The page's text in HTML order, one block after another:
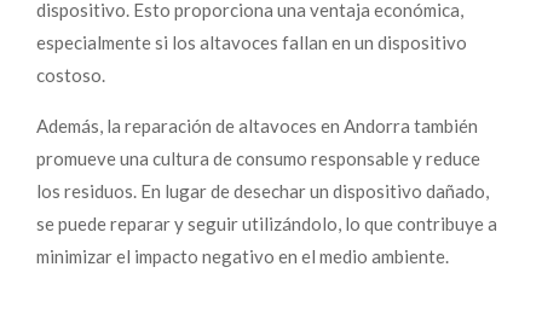
dispositivo. Esto proporciona una ventaja económica,
especialmente si los altavoces fallan en un dispositivo
costoso.
Además, la reparación de altavoces en Andorra también
promueve una cultura de consumo responsable y reduce
los residuos. En lugar de desechar un dispositivo dañado,
se puede reparar y seguir utilizándolo, lo que contribuye a
minimizar el impacto negativo en el medio ambiente.